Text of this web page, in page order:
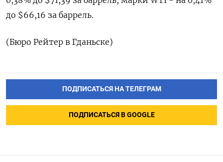
до $66,16 за баррель.
(‌Бюро Рейтер в Гданьске)
ПОДПИСАТЬСЯ НА ТЕЛЕГРАМ
ПОДПИСАТЬСЯ В GOOGLE